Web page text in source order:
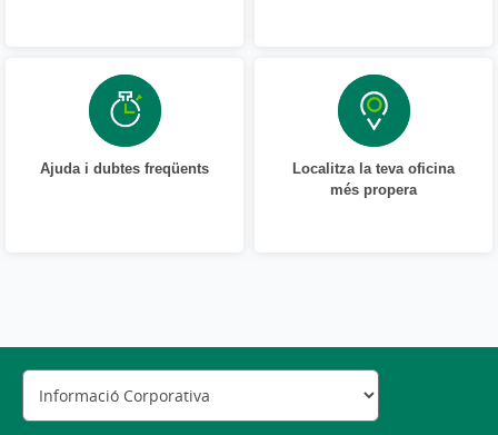
Ajuda i dubtes freqüents
Localitza la teva oficina
més propera